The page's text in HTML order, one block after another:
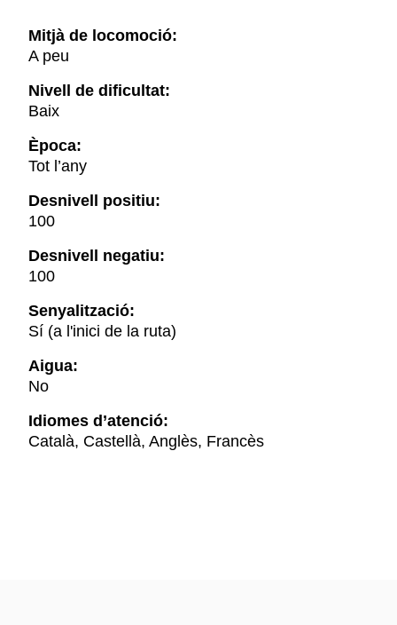
Mitjà de locomoció:
A peu
Nivell de dificultat:
Baix
Època:
Tot l’any
Desnivell positiu:
100
Desnivell negatiu:
100
Senyalització:
Sí (a l'inici de la ruta)
Aigua:
No
Idiomes d’atenció:
Català, Castellà, Anglès, Francès